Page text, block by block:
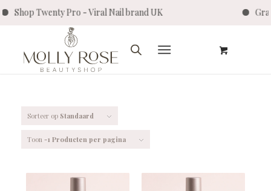
Pro - Viral Nail brand UK Gratis
Sorteer op Standaard
Toon -1 Producten per pagina